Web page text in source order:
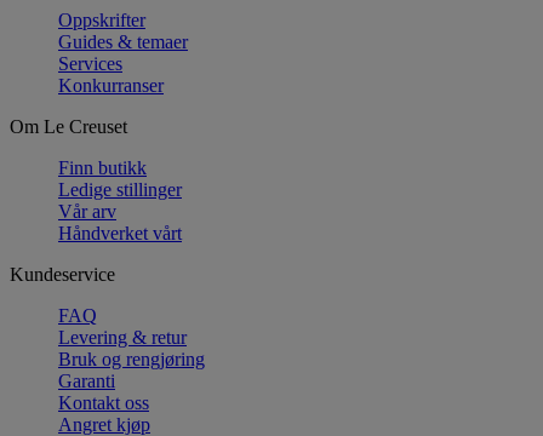
Oppskrifter
Guides & temaer
Services
Konkurranser
Om Le Creuset
Finn butikk
Ledige stillinger
Vår arv
Håndverket vårt
Kundeservice
FAQ
Levering & retur
Bruk og rengjøring
Garanti
Kontakt oss
Angret kjøp